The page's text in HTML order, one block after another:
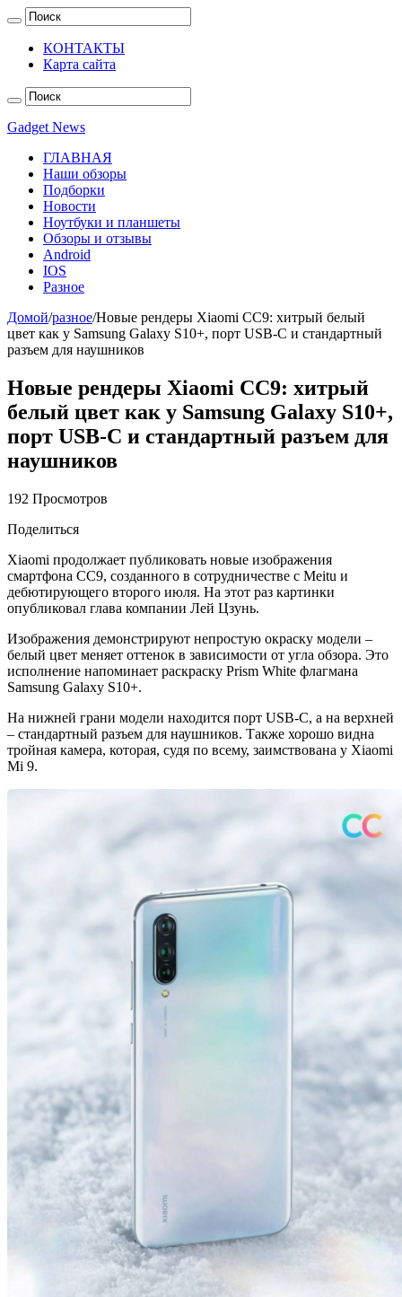
КОНТАКТЫ
Карта сайта
Gadget News
ГЛАВНАЯ
Наши обзоры
Подборки
Новости
Ноутбуки и планшеты
Обзоры и отзывы
Android
IOS
Разное
Домой/разное/Новые рендеры Xiaomi CC9: хитрый белый
цвет как у Samsung Galaxy S10+, порт USB-C и стандартный
разъем для наушников
Новые рендеры Xiaomi CC9: хитрый
белый цвет как у Samsung Galaxy S10+,
порт USB-C и стандартный разъем для
наушников
192 Просмотров
Поделиться
Xiaomi продолжает публиковать новые изображения
смартфона CC9, созданного в сотрудничестве с Meitu и
дебютирующего второго июля. На этот раз картинки
опубликовал глава компании Лей Цзунь.
Изображения демонстрируют непростую окраску модели –
белый цвет меняет оттенок в зависимости от угла обзора. Это
исполнение напоминает раскраску Prism White флагмана
Samsung Galaxy S10+.
На нижней грани модели находится порт USB-C, а на верхней
– стандартный разъем для наушников. Также хорошо видна
тройная камера, которая, судя по всему, заимствована у Xiaomi
Mi 9.